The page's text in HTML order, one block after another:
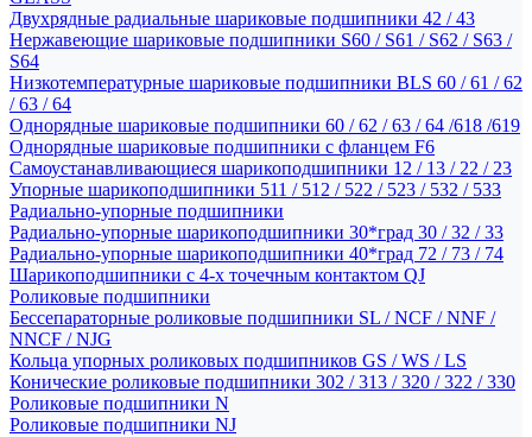
Двухрядные радиальные шариковые подшипники 42 / 43
Нержавеющие шариковые подшипники S60 / S61 / S62 / S63 /
S64
Низкотемпературные шариковые подшипники BLS 60 / 61 / 62
/ 63 / 64
Однорядные шариковые подшипники 60 / 62 / 63 / 64 /618 /619
Однорядные шариковые подшипники с фланцем F6
Самоустанавливающиеся шарикоподшипники 12 / 13 / 22 / 23
Упорные шарикоподшипники 511 / 512 / 522 / 523 / 532 / 533
Радиально-упорные подшипники
Радиально-упорные шарикоподшипники 30*град 30 / 32 / 33
Радиально-упорные шарикоподшипники 40*град 72 / 73 / 74
Шарикоподшипники с 4-х точечным контактом QJ
Роликовые подшипники
Бессепараторные роликовые подшипники SL / NCF / NNF /
NNCF / NJG
Кольца упорных роликовых подшипников GS / WS / LS
Конические роликовые подшипники 302 / 313 / 320 / 322 / 330
Роликовые подшипники N
Роликовые подшипники NJ